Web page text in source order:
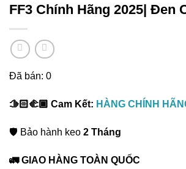
FF3 Chính Hãng 2025| Đen
Đã bán: 0
🫱🏻‍🫲🏾 Cam Kết: HÀNG CHÍNH
🛡️ Bảo hành keo 2 Tháng
🚛 GIAO HÀNG TOÀN QUỐC